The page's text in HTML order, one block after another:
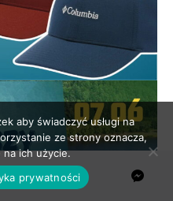
aby świadczyć usługi na
ze strony oznacza,
na ich użycie.
prywatności